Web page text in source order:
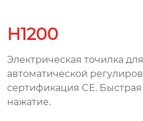
H1200
Электрическая точилка
автоматической
сертификация CE. Быстрая
нажатие.